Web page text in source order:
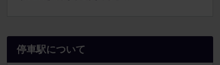
停車駅について